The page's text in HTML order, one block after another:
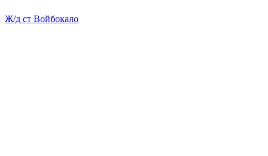
Ж/д ст Войбокало